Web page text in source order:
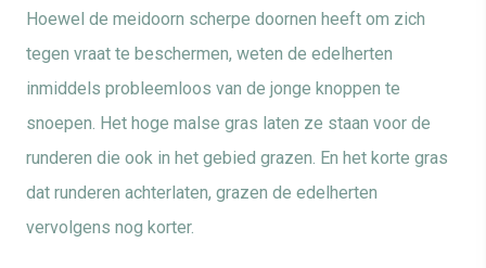
Hoewel de meidoorn scherpe doornen heeft om zich
tegen vraat te beschermen, weten de edelherten
inmiddels probleemloos van de jonge knoppen te
snoepen. Het hoge malse gras laten ze staan voor de
runderen die ook in het gebied grazen. En het korte gras
dat runderen achterlaten, grazen de edelherten
vervolgens nog korter.